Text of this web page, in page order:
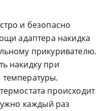
и безопасно
адаптера накидка
прикуривателю.
накидку при
происходит
каждый раз